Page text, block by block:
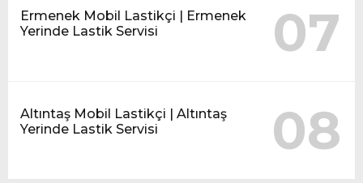
Ermenek Mobil Lastikçi | Ermenek
Yerinde Lastik Servisi
07
Altıntaş Mobil Lastikçi | Altıntaş
Yerinde Lastik Servisi
08